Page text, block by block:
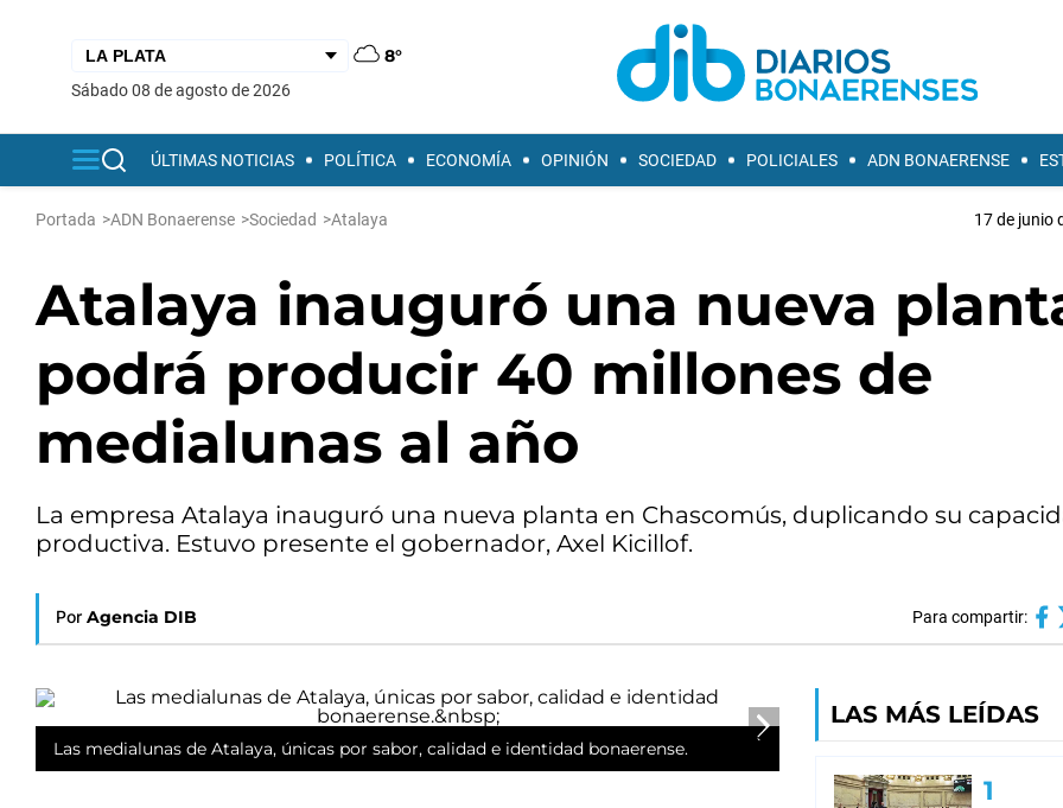
8°
sábado 08 de agosto de 2026
ÚLTIMAS NOTICIAS POLÍTICA ECONOMÍA OPINIÓN SOCIEDAD POLICIALES ADN BONAERENSE
Portada >ADN Bonaerense >Sociedad >Atalaya 17 de junio
Atalaya inauguró una nueva
podrá producir 40 millones de
medialunas al año
La empresa Atalaya inauguró una nueva planta en Chascomús, duplicando su
productiva. Estuvo presente el gobernador, Axel Kicillof.
Por Agencia DIB Para compartir:
Las medialunas de Atalaya, únicas por sabor, calidad e identidad bonaerense.
LAS MÁS LEÍDAS